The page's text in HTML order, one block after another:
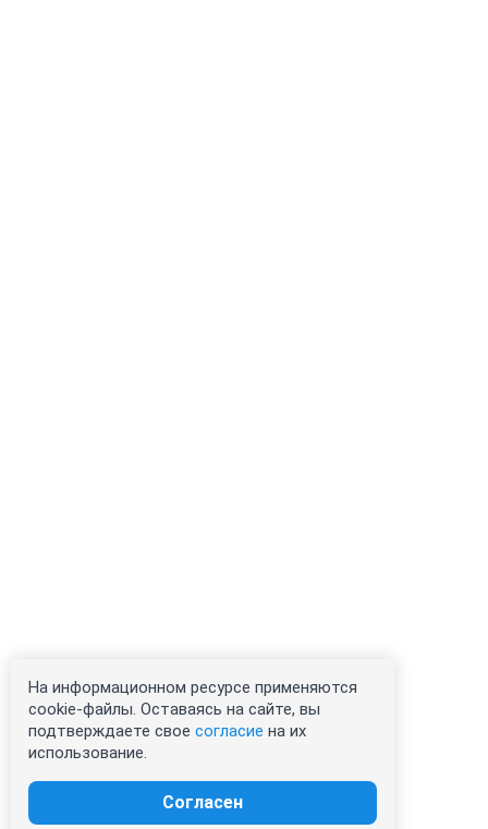
На информационном ресурсе применяются
cookie-файлы. Оставаясь на сайте, вы
подтверждаете свое согласие на их
использование.
Согласен